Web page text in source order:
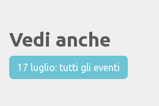
Vedi anche
17 luglio: tutti gli eventi